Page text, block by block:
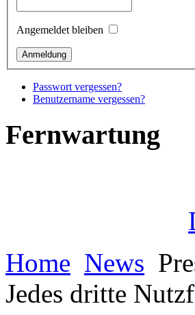
Angemeldet bleiben
Passwort vergessen?
Benutzername vergessen?
Fernwartung
Home News
Jedes dritte